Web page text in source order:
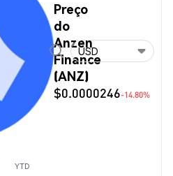
Preço
do
Anzen
Finance
(ANZ)
$0.0000246-14.80%
USD
YTD